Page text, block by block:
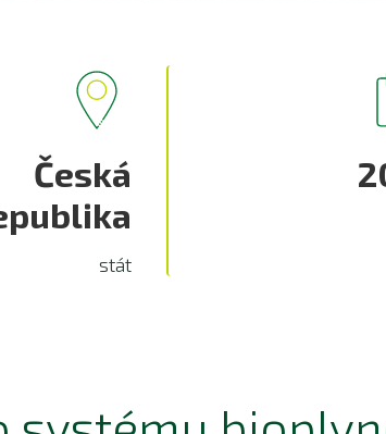
Česká
stát